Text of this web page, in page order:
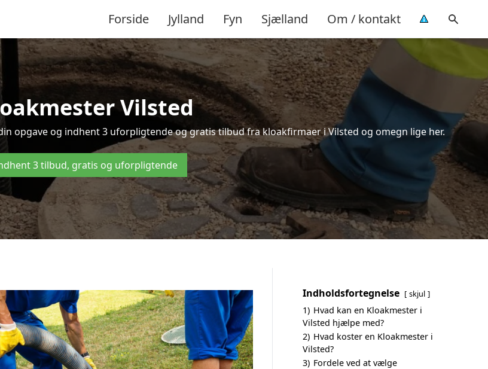
Forside Jylland Fyn Sjælland Om / kontakt
Vilsted
opgave og indhent 3 uforpligtende og gratis tilbud fra kloakfirmaer i Vilsted og omegn lige her.
3 tilbud, gratis og uforpligtende
Indholdsfortegnelse skjul
1) Hvad kan en Kloakmester i
Vilsted hjælpe med?
2) Hvad koster en Kloakmester i
Vilsted?
3) Fordele ved at vælge